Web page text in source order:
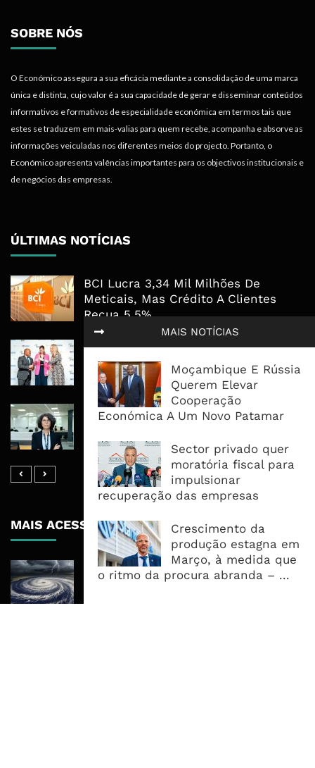
MAIS NOTÍCIAS
Moçambique E Rússia
Querem Elevar
Cooperação
Económica A Um Novo Patamar
Sector privado quer
moratória fiscal para
impulsionar
recuperação das empresas
Crescimento da
produção estagna em
Março, à medida que
o ritmo da procura abranda – ...
SOBRE NÓS
O Económico assegura a sua eficácia mediante a consolidação de uma marca
única e distinta, cujo valor é a sua capacidade de gerar e disseminar conteúdos
informativos e formativos de especialidade económica em termos tais que
estes se traduzem em mais-valias para quem recebe, acompanha e absorve as
informações veiculadas nos diferentes meios do projecto. Portanto, o
Económico apresenta valências importantes para os objectivos institucionais e
de negócios das empresas.
ÚLTIMAS NOTÍCIAS
BCI Lucra 3,34 Mil Milhões De
Meticais, Mas Crédito A Clientes
Recua 5,5%
RAIZ Arranca Com 4 Milhões De
Libras Para Criar Novas Soluções De
Financiamento Às PME
Banco De Desenvolvimento Pode
Define O Resultado
MAIS ACESSADOS
Tempestade Tropical GEZANI Poderá
Afectar Mais De Um Milhão De